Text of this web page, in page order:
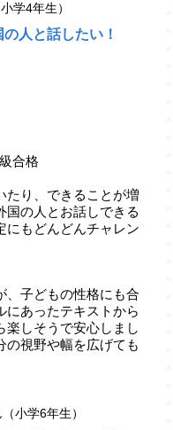
学4年生）
人と話したい！
合格
たり、できることが増
国の人とお話しできる
にもどんどんチャレン
、子どもの性格にも合
にあったテキストから
楽しそうで安心しまし
の視野や幅を広げても
小学6年生）